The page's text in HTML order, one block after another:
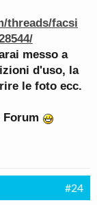
threads/facsi
messo a
d'uso, la
le foto ecc.
Forum
#24